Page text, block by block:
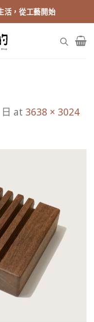
活，從工藝開始
at 3638 × 3024